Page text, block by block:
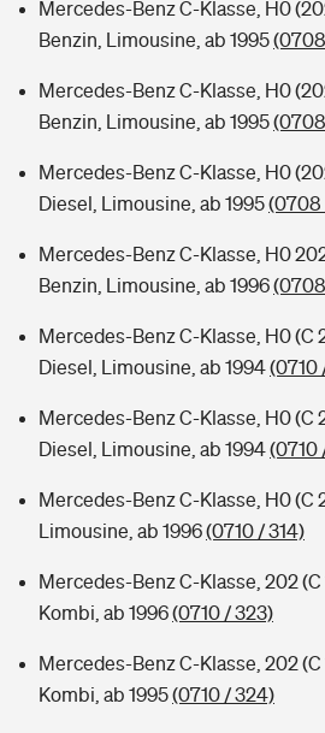
Mercedes-Benz C-Klasse, H0
Benzin, Limousine, ab 1995
Mercedes-Benz C-Klasse, H0
Benzin, Limousine, ab 1995
Mercedes-Benz C-Klasse, H0
Diesel, Limousine, ab 1995(0708
Mercedes-Benz C-Klasse, H0 202
Benzin, Limousine, ab 1996
Mercedes-Benz C-Klasse, H0 (C
Diesel, Limousine, ab 1994(0710
Mercedes-Benz C-Klasse, H0 (C
Diesel, Limousine, ab 1994(0710
Mercedes-Benz C-Klasse, H0 (C
Limousine, ab 1996(0710 / 314)
Mercedes-Benz C-Klasse, 202 (C
Kombi, ab 1996(0710 / 323)
Mercedes-Benz C-Klasse, 202 (C
Kombi, ab 1995(0710 / 324)